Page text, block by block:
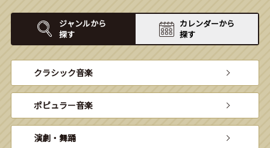
ジャンルから
探す
カレンダーから
探す
クラシック音楽
ポピュラー音楽
演劇・舞踊